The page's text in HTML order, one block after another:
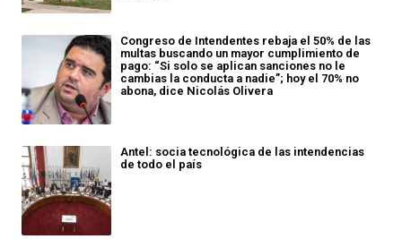
Congreso de Intendentes rebaja el 50% de las
multas buscando un mayor cumplimiento de
pago: “Si solo se aplican sanciones no le
cambias la conducta a nadie”; hoy el 70% no
abona, dice Nicolás Olivera
Antel: socia tecnológica de las intendencias
de todo el país